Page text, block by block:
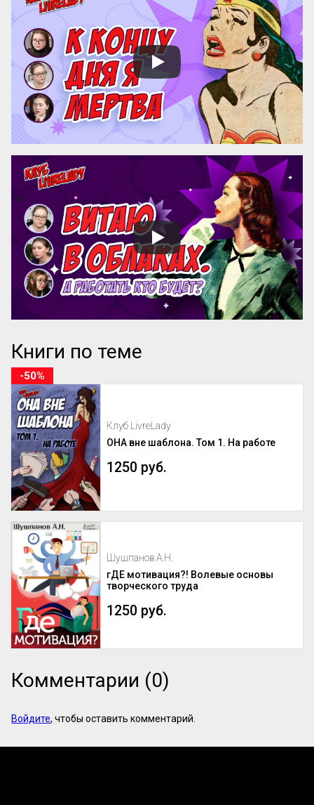
Почему можно доверять анонсу?
Содержание публичного объявления
почти всегда отражает суть самой
программы. Если организаторы вложили
силы в качественный курс, они
обязательно напишут об этом конкретно.
И наоборот: размытые фразы и
отсутствие деталей – верный ...
Книги по теме
Клуб LivreLady
ОНА вне шаблона. Том 1. На работе
1250 руб.
-50%
Шушпанов А.Н.
гДЕ мотивация?! Волевые основы
творческого труда
1250 руб.
Комментарии (0)
Войдите, чтобы оставить комментарий.